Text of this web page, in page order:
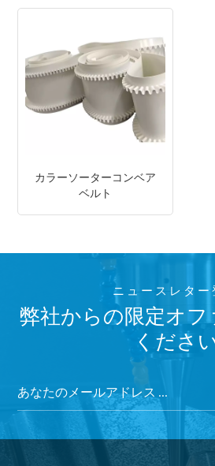
カラーソーターコンベア
ベルト
ニュースレター
弊社からの限定オフ
くださ